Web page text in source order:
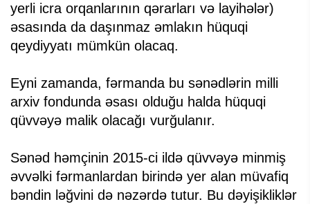
yerli icra orqanlarının qərarları və layihələr)
əsasında da daşınmaz əmlakın hüquqi
qeydiyyatı mümkün olacaq.
Eyni zamanda, fərmanda bu sənədlərin milli
arxiv fondunda əsası olduğu halda hüquqi
qüvvəyə malik olacağı vurğulanır.
Sənəd həmçinin 2015-ci ildə qüvvəyə minmiş
əvvəlki fərmanlardan birində yer alan müvafiq
bəndin ləğvini də nəzərdə tutur. Bu dəyişikliklər